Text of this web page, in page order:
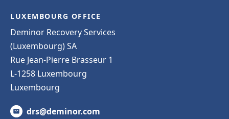
LUXEMBOURG OFFICE
Deminor Recovery Services
(Luxembourg) SA
Rue Jean-Pierre Brasseur 1
L-1258 Luxembourg
Luxembourg
drs@deminor.com